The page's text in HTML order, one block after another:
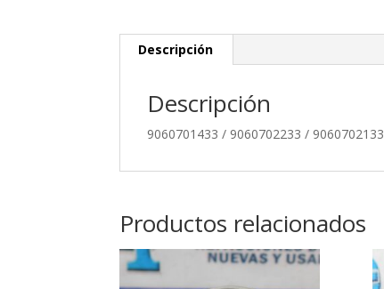
Descripción
Descripción
9060701433 / 9060702233 / 9060702133
Productos relacionados